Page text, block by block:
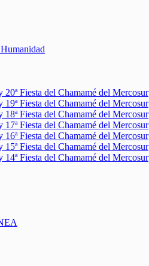
20ª Fiesta del Chamamé del Mercosur
19ª Fiesta del Chamamé del Mercosur
18ª Fiesta del Chamamé del Mercosur
17ª Fiesta del Chamamé del Mercosur
16ª Fiesta del Chamamé del Mercosur
15ª Fiesta del Chamamé del Mercosur
14ª Fiesta del Chamamé del Mercosur